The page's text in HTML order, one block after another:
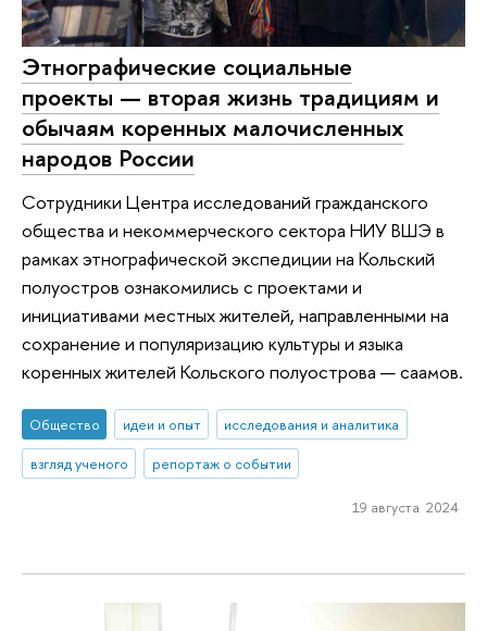
Этнографические социальные
проекты — вторая жизнь традициям и
обычаям коренных малочисленных
народов России
Сотрудники Центра исследований гражданского
общества и некоммерческого сектора НИУ ВШЭ в
рамках этнографической экспедиции на Кольский
полуостров ознакомились с проектами и
инициативами местных жителей, направленными на
сохранение и популяризацию культуры и языка
коренных жителей Кольского полуострова — саамов.
Общество идеи и опыт
исследования и аналитика
взгляд ученого
репортаж о событии
19 августа 2024